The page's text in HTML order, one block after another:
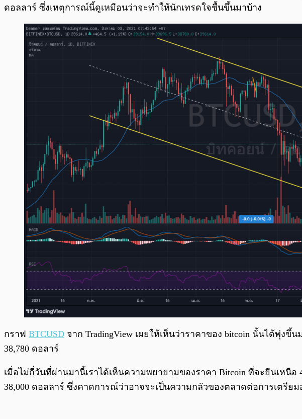
ดอลลาร์ ซึ่งเหตุการณ์นี้ดูเหมือนว่าจะทำให้นักเทรดใจชื้นขึ้นมาบ้าง
กราฟ BTCUSD จาก TradingView เผยให้เห็นว่าราคาของ bitcoin นั้นได้พุ่
38,780 ดอลาร์
เมื่อไม่กี่วันที่ผ่านมานี้เราได้เห็นความพยายามของราคา Bitcoin ที่จะยืนเหนื
38,000 ดอลลาร์ ซึ่งคาดการณ์ว่าอาจจะเป็นความกลัวของตลาดต่อการเตรี